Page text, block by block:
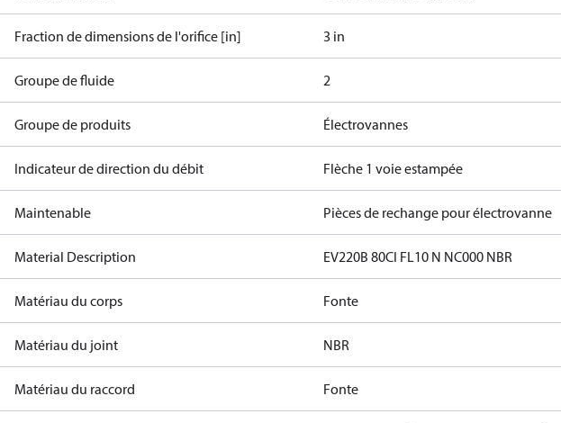
Fraction de dimensions de l'orifice [in] 3 in
Groupe de fluide 2
Groupe de produits Électrovannes
Indicateur de direction du débit Flèche 1 voie estampée
Maintenable Pièces de rechange pour électrovanne
Material Description EV220B 80CI FL10 N NC000 NBR
Matériau du corps Fonte
Matériau du joint NBR
Matériau du raccord Fonte